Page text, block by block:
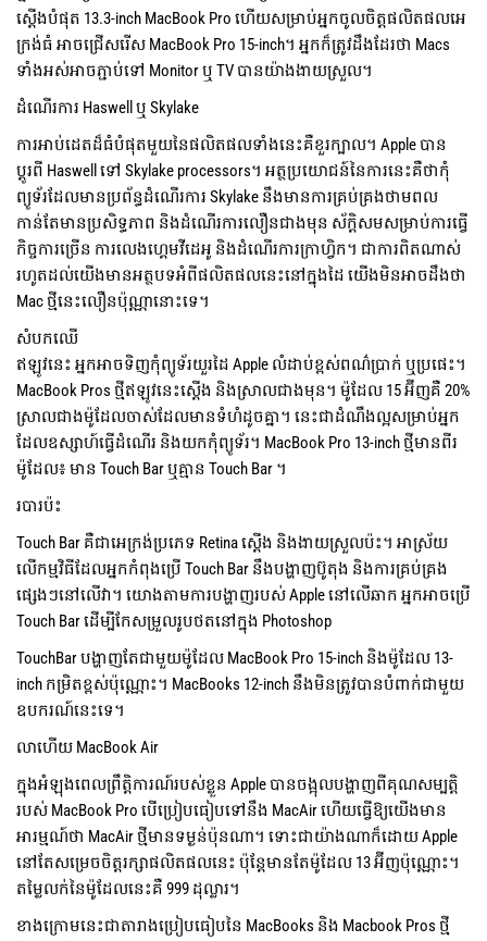
ស្ដើងបំផុត 13.3-inch MacBook Pro ហើយសម្រាប់អ្នកចូលចិត្តផលិតផលអេ
ក្រង់ធំ អាចជ្រើសរើស MacBook Pro 15-inch។ អ្នក​ក៏​ត្រូវ​ដឹង​ដែរ​ថា Macs
ទាំងអស់​អាច​ភ្ជាប់​ទៅ Monitor ឬ TV បាន​យ៉ាង​ងាយ​ស្រួល។
ដំណើរការ Haswell ឬ Skylake
ការអាប់ដេតដ៏ធំបំផុតមួយនៃផលិតផលទាំងនេះគឺខួរក្បាល។ Apple បាន
ប្តូរពី Haswell ទៅ Skylake processors។ អត្ថប្រយោជន៍នៃការនេះគឺថាកុំ
ព្យូទ័រដែលមានប្រព័ន្ធដំណើរការ Skylake នឹងមានការគ្រប់គ្រងថាមពល
កាន់តែមានប្រសិទ្ធភាព និងដំណើរការលឿនជាងមុន ស័ក្តិសមសម្រាប់ការធ្វើ
កិច្ចការច្រើន ការលេងហ្គេមវីដេអូ និងដំណើរការក្រាហ្វិក។ ជាការពិតណាស់
រហូតដល់យើងមានអត្ថបទអំពីផលិតផលនេះនៅក្នុងដៃ យើងមិនអាចដឹងថា
Mac ថ្មីនេះលឿនប៉ុណ្ណានោះទេ។
សំបកឈើ
ឥឡូវ​នេះ អ្នក​អាច​ទិញ​កុំព្យូទ័រ​យួរដៃ Apple លំដាប់​ខ្ពស់​ពណ៌​ប្រាក់ ឬ​ប្រផេះ។
MacBook Pros ថ្មីឥឡូវនេះស្តើង និងស្រាលជាងមុន។ ម៉ូដែល 15 អ៊ីញគឺ 20%
ស្រាលជាងម៉ូដែលចាស់ដែលមានទំហំដូចគ្នា។ នេះ​ជា​ដំណឹង​ល្អ​សម្រាប់​អ្នក​
ដែល​ឧស្សាហ៍​ធ្វើ​ដំណើរ និង​យក​កុំព្យូទ័រ។ MacBook Pro 13-inch ថ្មីមានពីរ
ម៉ូដែល៖ មាន Touch Bar ឬគ្មាន Touch Bar ។
របារប៉ះ
Touch Bar គឺជាអេក្រង់ប្រភេទ Retina ស្តើង និងងាយស្រួលប៉ះ។ អាស្រ័យ
លើកម្មវិធីដែលអ្នកកំពុងប្រើ Touch Bar នឹងបង្ហាញប៊ូតុង និងការគ្រប់គ្រង
ផ្សេងៗនៅលើវា។ យោងតាមការបង្ហាញរបស់ Apple នៅលើឆាក អ្នកអាចប្រើ
Touch Bar ដើម្បីកែសម្រួលរូបថតនៅក្នុង Photoshop
TouchBar បង្ហាញតែជាមួយម៉ូដែល MacBook Pro 15-inch និងម៉ូដែល 13-
inch កម្រិតខ្ពស់ប៉ុណ្ណោះ។ MacBooks 12-inch នឹងមិនត្រូវបានបំពាក់ជាមួយ
ឧបករណ៍នេះទេ។
លាហើយ MacBook Air
ក្នុងអំឡុងពេលព្រឹត្តិការណ៍របស់ខ្លួន Apple បានចង្អុលបង្ហាញពីគុណសម្បត្តិ
របស់ MacBook Pro បើប្រៀបធៀបទៅនឹង MacAir ហើយធ្វើឱ្យយើងមាន
អារម្មណ៍ថា MacAir ថ្មីមានទម្ងន់ប៉ុនណា។ ទោះជាយ៉ាងណាក៏ដោយ Apple
នៅតែសម្រេចចិត្តរក្សាផលិតផលនេះ ប៉ុន្តែមានតែម៉ូដែល 13 អ៊ីញប៉ុណ្ណោះ។
តម្លៃលក់នៃម៉ូដែលនេះគឺ 999 ដុល្លារ។
ខាងក្រោមនេះជាតារាងប្រៀបធៀបនៃ MacBooks និង Macbook Pros ថ្មី